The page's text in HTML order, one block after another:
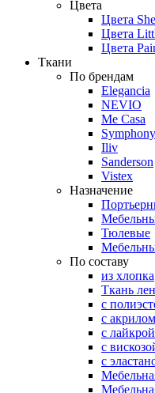
Цвета
Цвета
Цвета
Цвета
Ткани
По брендам
Elegancia
NEVIO
Me Casa
Symphony
Iliv
Sanderson
Vistex
Назначение
Тюлевые
По составу
из хлопка
Ткань
с
с акрилом
с лайкрой
с
с